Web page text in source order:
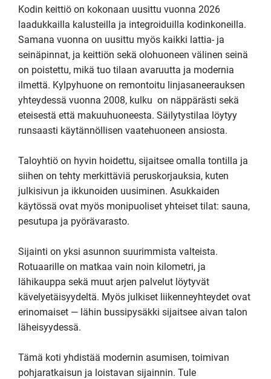
Kodin keittiö on kokonaan uusittu vuonna 2026
laadukkailla kalusteilla ja integroiduilla kodinkoneilla.
Samana vuonna on uusittu myös kaikki lattia- ja
seinäpinnat, ja keittiön sekä olohuoneen välinen seinä
on poistettu, mikä tuo tilaan avaruutta ja modernia
ilmettä. Kylpyhuone on remontoitu linjasaneerauksen
yhteydessä vuonna 2008, kulku  on näppärästi sekä
eteisestä että makuuhuoneesta. Säilytystilaa löytyy
runsaasti käytännöllisen vaatehuoneen ansiosta.
Taloyhtiö on hyvin hoidettu, sijaitsee omalla tontilla ja
siihen on tehty merkittäviä peruskorjauksia, kuten
julkisivun ja ikkunoiden uusiminen. Asukkaiden
käytössä ovat myös monipuoliset yhteiset tilat: sauna,
pesutupa ja pyörävarasto.
Sijainti on yksi asunnon suurimmista valteista.
Rotuaarille on matkaa vain noin kilometri, ja
lähikauppa sekä muut arjen palvelut löytyvät
kävelyetäisyydeltä. Myös julkiset liikenneyhteydet ovat
erinomaiset — lähin bussipysäkki sijaitsee aivan talon
läheisyydessä.
Tämä koti yhdistää modernin asumisen, toimivan
pohjaratkaisun ja loistavan sijainnin. Tule